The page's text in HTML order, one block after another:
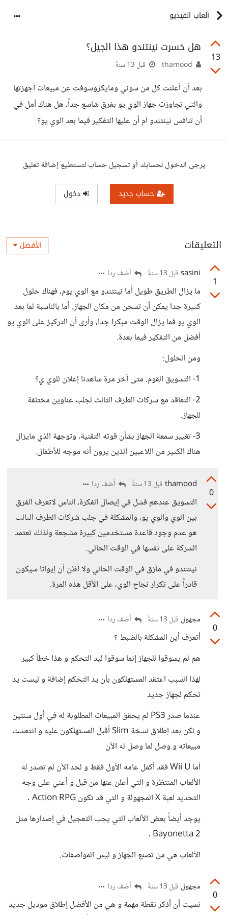
ألعاب الفيديو
13
هل خسرت نينتندو هذا الجيل؟
قبل 13 سنةً
بعد أن أعلنت كل من سوني ومايكروسوفت عن مبيعات أجهزتها
والتي تجاوزت جهاز الوي يو بفرق شاسع جداً، هل هناك أمل في
أن تنافس نينتندو ام أن عليها التفكير فيما بعد الوي يو؟
يرجى الدخول لحسابك أو تسجيل حساب لتستطيع إضافة تعليق
حساب جديد دخول
التعليقات الأفضل
1
sasini قبل 13 سنةً أضف ردا
ما يزال الطريق طويل أما نينتندو مع الوي يوم، فهناك حلول
كثيرة جدا يمكن أن تسحن من مكان الجهاز. أما بالناسبة لما بعد
الوي يو فما يزال الوقت مبكرا جدا، وأرى أن التركيز على الوي يو
أفضل من التفكير فيما بعدة.
ومن الحلول:
1- التسويق القوم. متى آخر مرة شاهدنا إعلان للوي ي؟
2- التعاقد مع شركات الطرف الثالث لجلب عناوين مختلفة
للجهاز.
3- تغيير سمعة الجهاز بشأن قوته التقنية، وتوجهة الذي مايزال
هناك الكثير من اللاعبين الذين يرون أنه موجه للأطفال.
0
thamood قبل 13 سنةً أضف ردا
التسويق عندهم فشل في إيصال الفكرة، الناس لاتعرف الفرق
بين الوي والوي يو، والمشكلة في جلب شركات الطرف الثالث
هو عدم وجود قاعدة مستخدمين كبيرة مشجعة ولذلك تعتمد
الشركة على نفسها في الوقت الحالي.
نينتندو في مأزق في الوقت الحالي ولا أظن أن إيواتا سيكون
قادراً على تكرار نجاح الوي، على الأقل هذه المرة.
0
مجهول قبل 13 سنةً أضف ردا
أتعرف أين المشكلة بالضبط ؟
هم لم يسوقوا للجهاز إنما سوقوا ليد التحكم و هذا خطأ كبير
لهذا السبب اعتقد المستهلكون بأن يد التحكم إضافة و ليست يد
تحكم لجهاز جديد
عندما صدر PS3 لم يحقق المبيعات المطلوبة له في أول سنتين
و لكن بعد إطلاق نسخة Slim أقبل المستهلكون عليه و انتعشت
مبيعاته و وصل لما وصل له الآن
أما Wii U فقد أكمل عامه الأول فقط و لحد الآن لم تصدر له
الألعاب المنتظرة و التي أعلن عنها من قبل و أعني على وجه
التحديد لعبة X المجهولة و التي قد تكون Action RPG .
يوجد أيضاً بعض الألعاب التي يجب التعجيل في إصدارها مثل
Bayonetta 2 .
الألعاب هي من تصنع الجهاز و ليس المواصفات.
0
مجهول قبل 13 سنةً أضف ردا
نسيت أن أذكر نقطة مهمة و هي من الأفضل إطلاق موديل جديد